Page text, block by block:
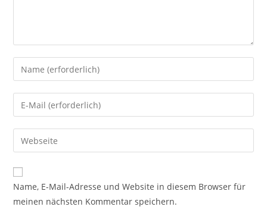
Gib
deinen
Namen
oder
zum
Kommentieren
ein
Gib
deine
E-
Mail-
zum
Kommentieren
ein
Gib
deine
Website-
URL
Name, E-Mail-Adresse und Website in diesem Browser für
meinen nächsten Kommentar speichern.